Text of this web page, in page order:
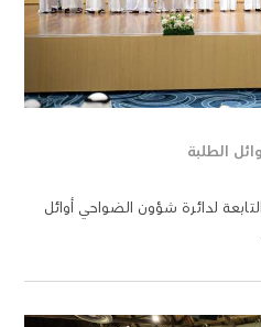
الطلبة
لدائرة شؤون الضواحي أوائل